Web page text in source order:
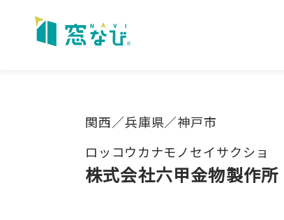
content
関西／兵庫県／神戸市
ロッコウカナモノセイサクショ
株式会社六甲金物製作所